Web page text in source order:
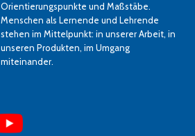
Orientierungspunkte und Maßstäbe.
Menschen als Lernende und Lehrende
stehen im Mittelpunkt: in unserer Arbeit, in
unseren Produkten, im Umgang
miteinander.